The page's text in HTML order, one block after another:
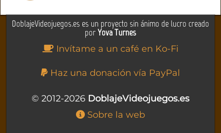
DoblajeVideojuegos.es es un proyecto sin ánimo de lucro creado
porYova Turnes
Invítame a un café en Ko-Fi
Haz una donación vía PayPal
© 2012-2026 DoblajeVideojuegos.es
Sobre la web